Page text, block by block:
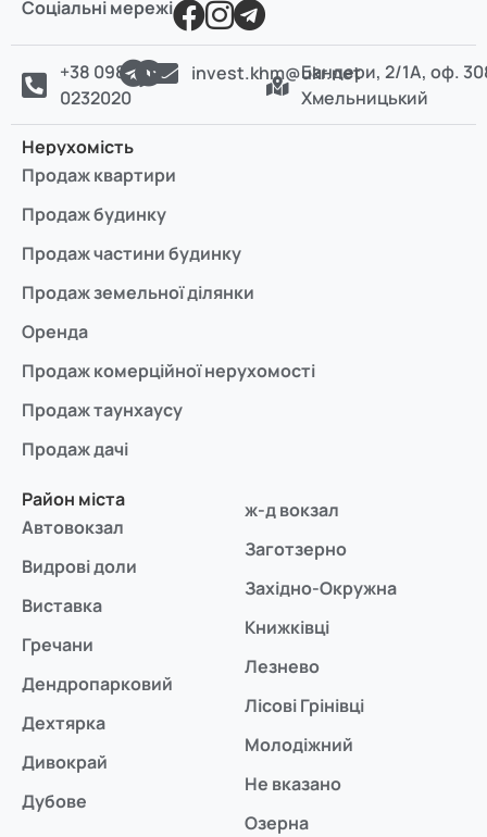
Соціальні мережі
+38 098
0232020
invest.khm@ukr.netБандери, 2/1А, оф.
Хмельницький
Нерухомість
Продаж квартири
Продаж будинку
Продаж частини будинку
Продаж земельної ділянки
Оренда
Продаж комерційної нерухомості
Продаж таунхаусу
Продаж дачі
Район міста
Автовокзал
Видрові доли
Виставка
Гречани
Дендропарковий
Дехтярка
Дивокрай
Дубове
ж-д вокзал
Заготзерно
Західно-Окружна
Книжківці
Лезнево
Лісові Грінівці
Молодіжний
Не вказано
Озерна